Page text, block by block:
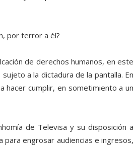
por terror a él?
de derechos humanos, en este
a la dictadura de la pantalla. En
hacer cumplir, en sometimiento a un
de Televisa y su disposición a
para engrosar audiencias e ingresos,